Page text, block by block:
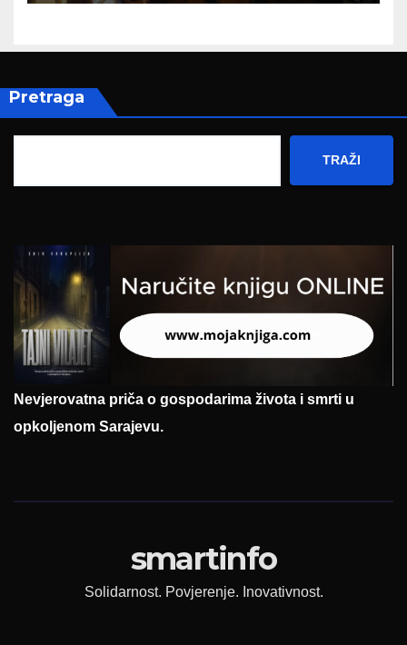
Pretraga
TRAŽI
Nevjerovatna priča o gospodarima života i smrti u
opkoljenom Sarajevu.
smartinfo
Solidarnost. Povjerenje. Inovativnost.